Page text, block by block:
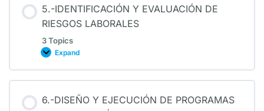
5.-IDENTIFICACIÓN Y EVALUACIÓN DE
RIESGOS LABORALES
3 Topics
Expand
6.-DISEÑO Y EJECUCIÓN DE PROGRAMAS